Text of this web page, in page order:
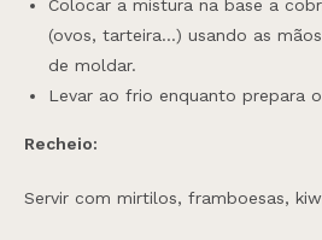
Colocar a mistura na base a
(ovos, tarteira…) usando as
de moldar.
Levar ao frio enquanto prepara
Recheio:
Servir com mirtilos, framboesas,